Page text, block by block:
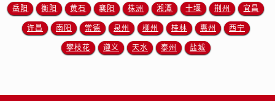
山东省临沂市兰山区解放路帝舵售后服务中心（需提前预约）
山东省日照市东港区烟台路帝舵售后服务中心（需提前预约）
岳阳 衡阳 黄石 襄阳 株洲 湘潭 十堰 荆州 宜昌
许昌 南阳 常德 泉州 柳州 桂林 惠州 西宁
攀枝花 遵义 天水 泰州 盐城